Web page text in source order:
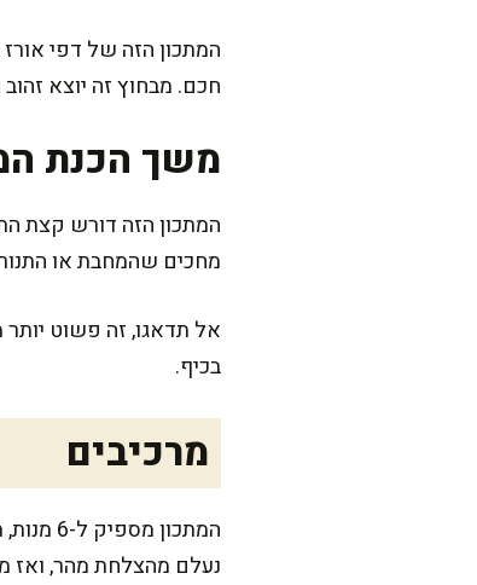
המתכון הזה של דפי
חכם. מבחוץ זה יוצא
משך הכנת
מחכים שהמחבת או
בכיף.
מרכיבים
נעלם מהצלחת מהר, ואז